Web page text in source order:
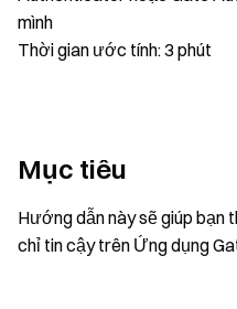
mình
Thời gian ước tính: 3 phút
Mục tiêu
Hướng dẫn này sẽ giúp bạn
chỉ tin cậy trên Ứng dụng